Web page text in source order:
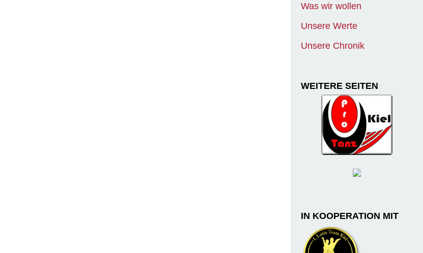
Was wir wollen
Unsere Werte
Unsere Chronik
WEITERE SEITEN
IN KOOPERATION MIT